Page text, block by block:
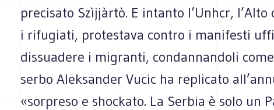
precisato Szìjjàrtò. E intanto l’Unhcr,
i rifugiati, protestava contro i manifesti
dissuadere i migranti, condannandoli
serbo Aleksander Vucic ha replicato
«sorpreso e shockato. La Serbia è solo un